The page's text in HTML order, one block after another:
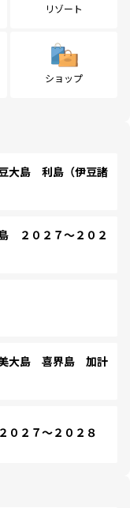
リゾート
ショップ
大島 利島（伊豆諸
２０２７～２０２
大島 喜界島 加計
２７～２０２８